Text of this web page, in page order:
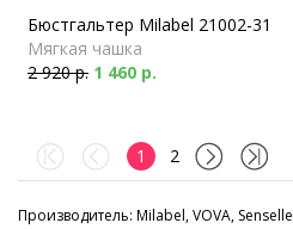
Бюстгальтер Milabel 21002-31
Мягкая чашка
2 920 р. 1 460 р.
1 2
Производитель: Milabel, VOVA, Senselle